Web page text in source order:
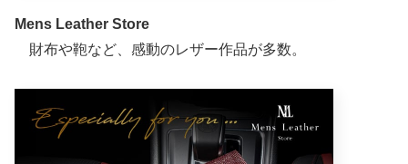
Mens Leather Store
財布や鞄など、感動のレザー作品が多数。